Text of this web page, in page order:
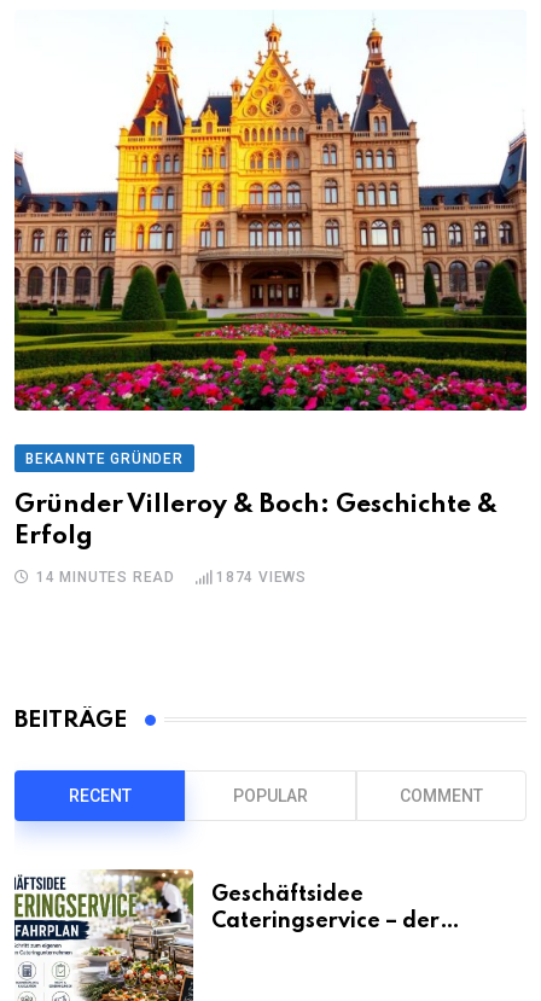
BEKANNTE GRÜNDER
Gründer Villeroy & Boch: Geschichte &
Erfolg
14 MINUTES READ 1874 VIEWS
BEITRÄGE
RECENT POPULAR COMMENT
Geschäftsidee
Cateringservice – der